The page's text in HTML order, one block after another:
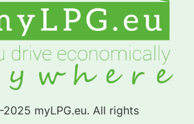
myLPG.eu. All rights